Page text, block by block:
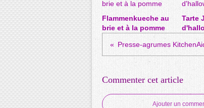
Flammenkueche au
brie et à la pomme
Tarte
Presse-agrumes
Commenter cet article
Ajouter un